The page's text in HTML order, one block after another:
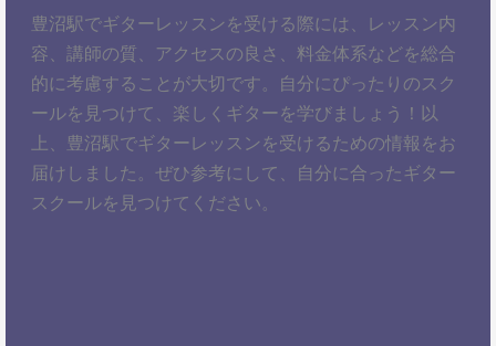
豊沼駅でギターレッスンを受ける際には、レッスン内
容、講師の質、アクセスの良さ、料金体系などを総合
的に考慮することが大切です。自分にぴったりのスク
ールを見つけて、楽しくギターを学びましょう！以
上、豊沼駅でギターレッスンを受けるための情報をお
届けしました。ぜひ参考にして、自分に合ったギター
スクールを見つけてください。